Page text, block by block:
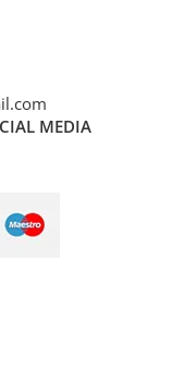
MEDIA